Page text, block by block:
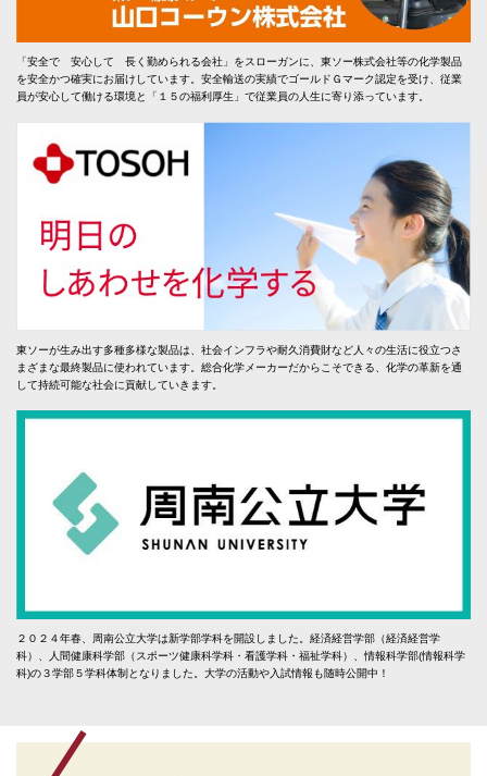
「安全で 安心して 長く勤められる会社」をスローガンに、東ソー株式会社等の化学製品
を安全かつ確実にお届けしています。安全輸送の実績でゴールドＧマーク認定を受け、従業
員が安心して働ける環境と「１５の福利厚生」で従業員の人生に寄り添っています。
東ソーが生み出す多種多様な製品は、社会インフラや耐久消費財など人々の生活に役立つさ
まざまな最終製品に使われています。総合化学メーカーだからこそできる、化学の革新を通
して持続可能な社会に貢献していきます。
２０２４年春、周南公立大学は新学部学科を開設しました。経済経営学部（経済経営学
科）、人間健康科学部（スポーツ健康科学科・看護学科・福祉学科）、情報科学部(情報科学
科)の３学部５学科体制となりました。大学の活動や入試情報も随時公開中！